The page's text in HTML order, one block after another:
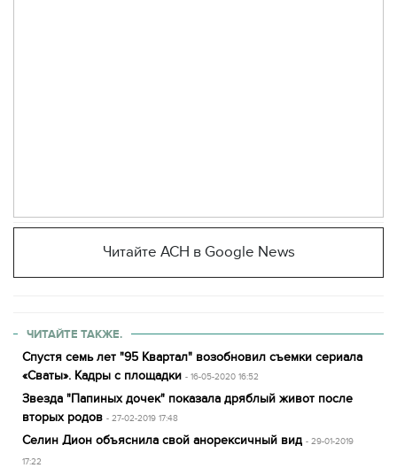
Читайте АСН в Google News
ЧИТАЙТЕ ТАКЖЕ.
Спустя семь лет "95 Квартал" возобновил съемки сериала
«Сваты». Кадры с площадки - 16-05-2020 16:52
Звезда "Папиных дочек" показала дряблый живот после
вторых родов - 27-02-2019 17:48
Селин Дион объяснила свой анорексичный вид - 29-01-2019
17:22